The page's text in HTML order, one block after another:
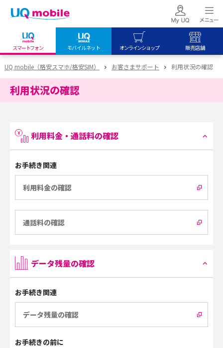
スマートフォン モバイルネット オンラインショップ 販売店舗
my UQ WiMAX
UQ WiMAX ご契約の方
My UQ mobile
UQ mobile
データチャージサイト
UQ mobile
オンラインショップ
UQ WiMAX
UQ mobile
販売店舗
UQ WiMAX
UQ mobile（格安スマホ/格安SIM） お客さまサポート 利用状況の確認
利用状況の確認
利用料金・通話料の確認
お手続き関連
利用料金の確認
通話料の確認
データ残量の確認
お手続き関連
データ残量の確認
お手続きの前に